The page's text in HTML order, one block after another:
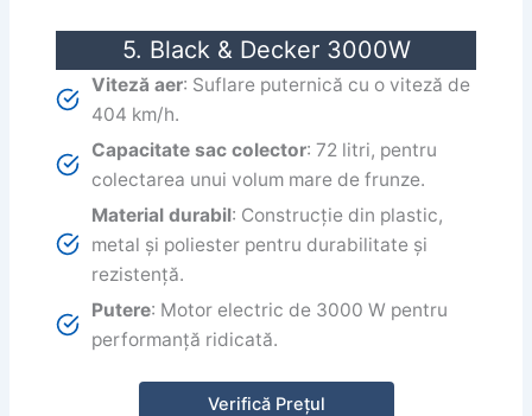
5. Black & Decker 3000W
Viteză aer: Suflare puternică cu o viteză de
404 km/h.
Capacitate sac colector: 72 litri, pentru
colectarea unui volum mare de frunze.
Material durabil: Construcție din plastic,
metal și poliester pentru durabilitate și
rezistență.
Putere: Motor electric de 3000 W pentru
performanță ridicată.
Verifică Prețul